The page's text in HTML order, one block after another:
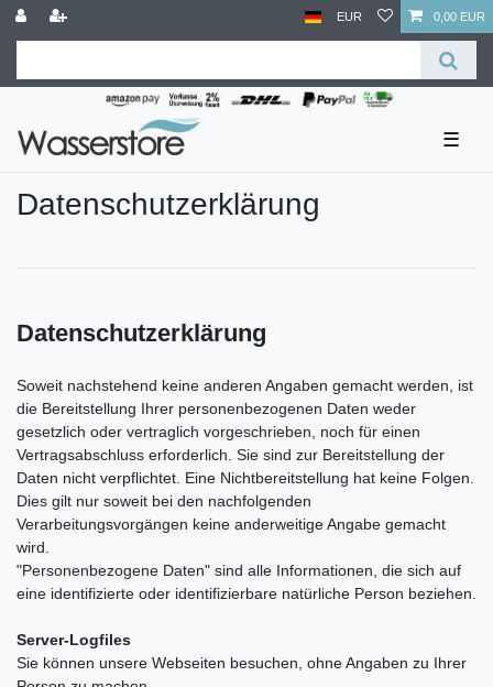
EUR 0,00 EUR
☰
Daten­schutz­erklärung
Datenschutzerklärung
Soweit nachstehend keine anderen Angaben gemacht werden, ist
die Bereitstellung Ihrer personenbezogenen Daten weder
gesetzlich oder vertraglich vorgeschrieben, noch für einen
Vertragsabschluss erforderlich. Sie sind zur Bereitstellung der
Daten nicht verpflichtet. Eine Nichtbereitstellung hat keine Folgen.
Dies gilt nur soweit bei den nachfolgenden
Verarbeitungsvorgängen keine anderweitige Angabe gemacht
wird.
"Personenbezogene Daten" sind alle Informationen, die sich auf
eine identifizierte oder identifizierbare natürliche Person beziehen.
Server-Logfiles
Sie können unsere Webseiten besuchen, ohne Angaben zu Ihrer